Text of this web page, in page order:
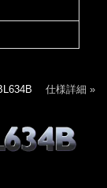
仕様詳細 »